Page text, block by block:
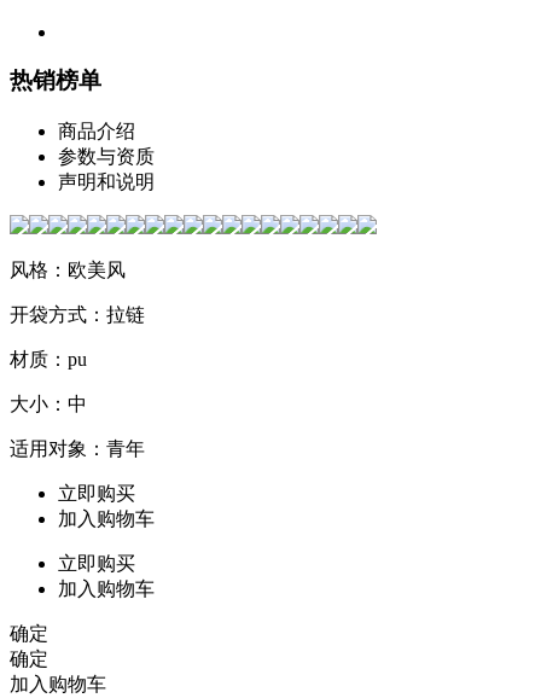
热销榜单
商品介绍
参数与资质
声明和说明
风格：欧美风
开袋方式：拉链
材质：pu
大小：中
适用对象：青年
立即购买
加入购物车
立即购买
加入购物车
确定
确定
加入购物车